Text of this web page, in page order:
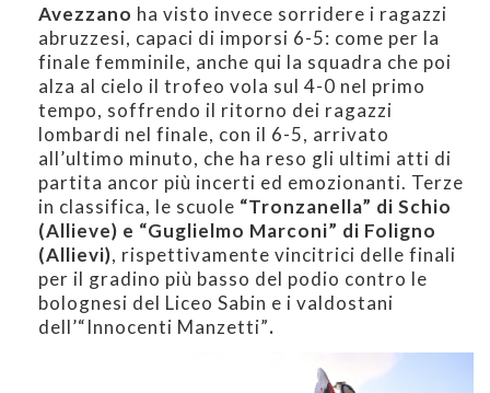
Avezzano ha visto invece sorridere i ragazzi
abruzzesi, capaci di imporsi 6-5: come per la
finale femminile, anche qui la squadra che poi
alza al cielo il trofeo vola sul 4-0 nel primo
tempo, soffrendo il ritorno dei ragazzi
lombardi nel finale, con il 6-5, arrivato
all’ultimo minuto, che ha reso gli ultimi atti di
partita ancor più incerti ed emozionanti. Terze
in classifica, le scuole “Tronzanella” di Schio
(Allieve) e “Guglielmo Marconi” di Foligno
(Allievi), rispettivamente vincitrici delle finali
per il gradino più basso del podio contro le
bolognesi del Liceo Sabin e i valdostani
dell’“Innocenti Manzetti”.